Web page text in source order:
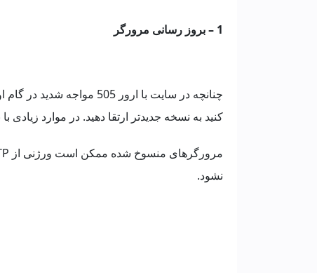
1 – بروز رسانی مرورگر
چنانچه در سایت با ارور
کنید به نسخه جدیدتر ارتقا دهید. در موارد زیادی با
نشود.